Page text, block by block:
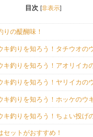
目次 [非表示]
りの醍醐味！
キ釣りを知ろう！タチウオの
キ釣りを知ろう！アオリイカ
キ釣りを知ろう！ヤリイカの
キ釣りを知ろう！ホッケのウ
キ釣りを知ろう！ちょい投げ
セットがおすすめ！